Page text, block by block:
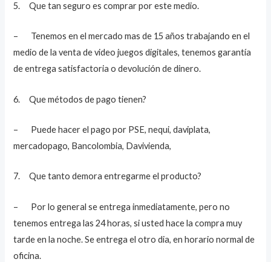
5. Que tan seguro es comprar por este medio.
– Tenemos en el mercado mas de 15 años trabajando en el
medio de la venta de video juegos digitales, tenemos garantía
de entrega satisfactoria o devolución de dinero.
6. Que métodos de pago tienen?
– Puede hacer el pago por PSE, nequi, daviplata,
mercadopago, Bancolombia, Davivienda,
7. Que tanto demora entregarme el producto?
– Por lo general se entrega inmediatamente, pero no
tenemos entrega las 24 horas, si usted hace la compra muy
tarde en la noche. Se entrega el otro dia, en horario normal de
oficina.